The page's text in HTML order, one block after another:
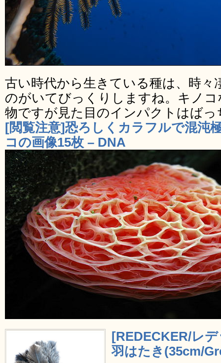
古い時代から生きている種は、時
のがいてびっくりしますね。キノ
物ですが見た目のインパクトはばっ
[閲覧注意]恐ろしくカラフルで混沌
コの画像15枚 – DNA
[REDECKER/レ
羽はたき(35cm/